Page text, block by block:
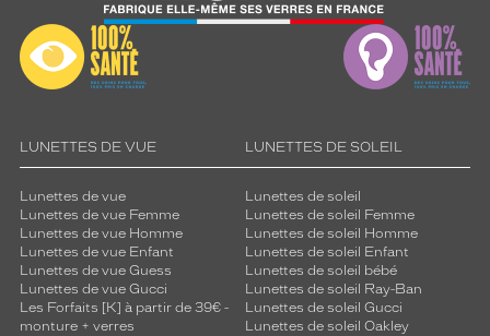
LUNETTES DE VUE
Lunettes de vue
Lunettes de vue Femme
Lunettes de vue Homme
Lunettes de vue Enfant
Lunettes de vue Guess
Lunettes de vue Gucci
Les Forfaits [K] à partir de 39€ -
monture + verres
LUNETTES DE SOLEIL
Lunettes de soleil
Lunettes de soleil Femme
Lunettes de soleil Homme
Lunettes de soleil Enfant
Lunettes de soleil bébé
Lunettes de soleil Ray-Ban
Lunettes de soleil Gucci
Lunettes de soleil Oakley